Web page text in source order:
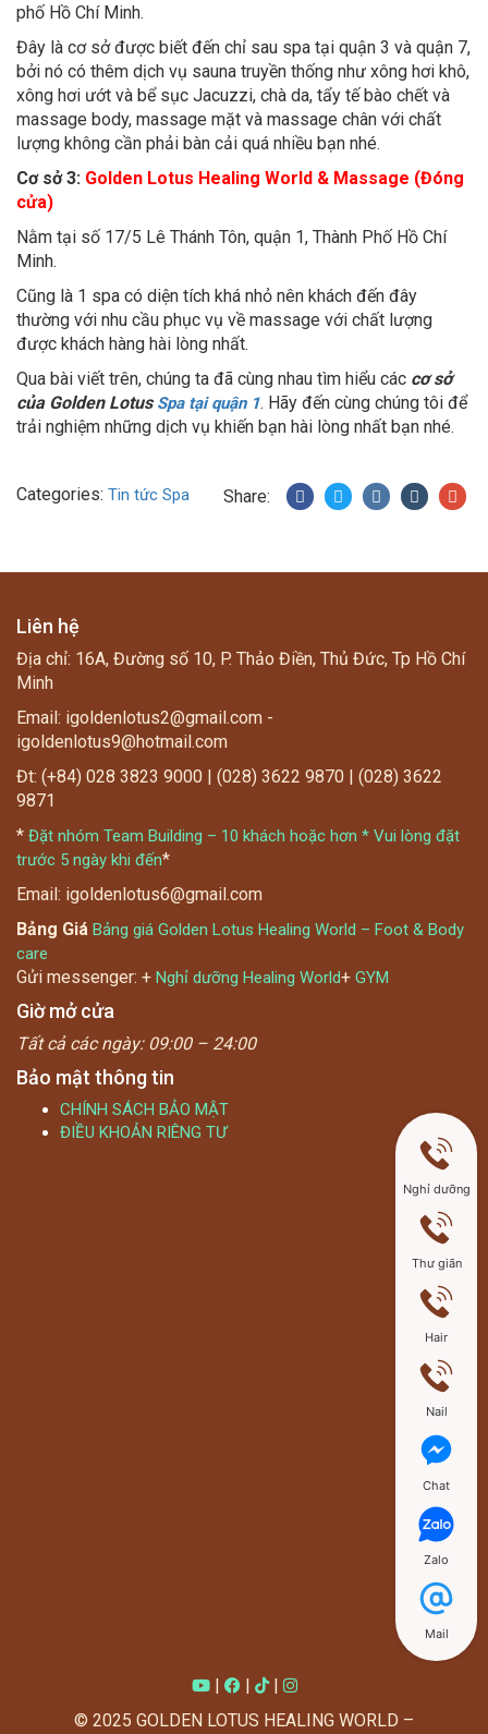
phố Hồ Chí Minh.
Đây là cơ sở được biết đến chỉ sau spa tại quận 3 và quận 7,
bởi nó có thêm dịch vụ sauna truyền thống như xông hơi khô,
xông hơi ướt và bể sục Jacuzzi, chà da, tẩy tế bào chết và
massage body, massage mặt và massage chân với chất
lượng không cần phải bàn cải quá nhiều bạn nhé.
Cơ sở 3: Golden Lotus Healing World & Massage (Đóng
cửa)
Nằm tại số 17/5 Lê Thánh Tôn, quận 1, Thành Phố Hồ Chí
Minh.
Cũng là 1 spa có diện tích khá nhỏ nên khách đến đây
thường với nhu cầu phục vụ về massage với chất lượng
được khách hàng hài lòng nhất.
Qua bài viết trên, chúng ta đã cùng nhau tìm hiểu các cơ sở
của Golden LotusSpa tại quận 1. Hãy đến cùng chúng tôi để
trải nghiệm những dịch vụ khiến bạn hài lòng nhất bạn nhé.
Categories: Tin tức Spa Share:
Liên hệ
Địa chỉ: 16A, Đường số 10, P. Thảo Điền, Thủ Đức, Tp Hồ Chí
Minh
Email: igoldenlotus2@gmail.com -
igoldenlotus9@hotmail.com
Đt: (+84) 028 3823 9000 | (028) 3622 9870 | (028) 3622
9871
* Đặt nhóm Team Building – 10 khách hoặc hơn * Vui lòng đặt
trước 5 ngày khi đến*
Email: igoldenlotus6@gmail.com
Bảng Giá Bảng giá Golden Lotus Healing World – Foot & Body
care
Gửi messenger: + Nghỉ dưỡng Healing World+ GYM
Giờ mở cửa
Tất cả các ngày: 09:00 – 24:00
Bảo mật thông tin
CHÍNH SÁCH BẢO MẬT
ĐIỀU KHOẢN RIÊNG TƯ
| |
|
© 2025 GOLDEN LOTUS HEALING WORLD –
Nghỉ dưỡng
Thư giãn
Hair
Nail
Chat
Zalo
Mail